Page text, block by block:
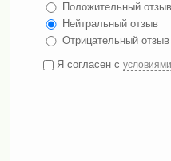
Положительный отзыв
Нейтральный отзыв
Отрицательный отзыв
Я согласен с